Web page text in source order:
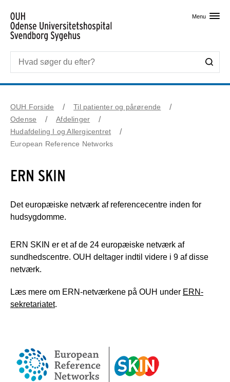
Menu
OUH Forside
Til patienter og pårørende
Odense
Afdelinger
Hudafdeling I og Allergicentret
European Reference Networks
ERN SKIN
Det europæiske netværk af referencecentre inden for
hudsygdomme.
ERN SKIN er et af de 24 europæiske netværk af
sundhedscentre. OUH deltager indtil videre i 9 af disse
netværk.
Læs mere om ERN-netværkene på OUH under ERN-
sekretariatet.